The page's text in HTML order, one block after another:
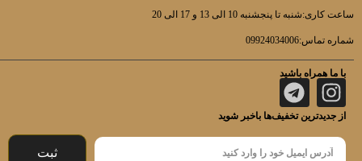
ساعت کاری:شنبه تا پنجشنبه 10 الی 13 و 17 الی 20
شماره تماس:09924034006
با ما همراه باشید
از جدیدترین تخفیف‌ها باخبر شوید
ثبت